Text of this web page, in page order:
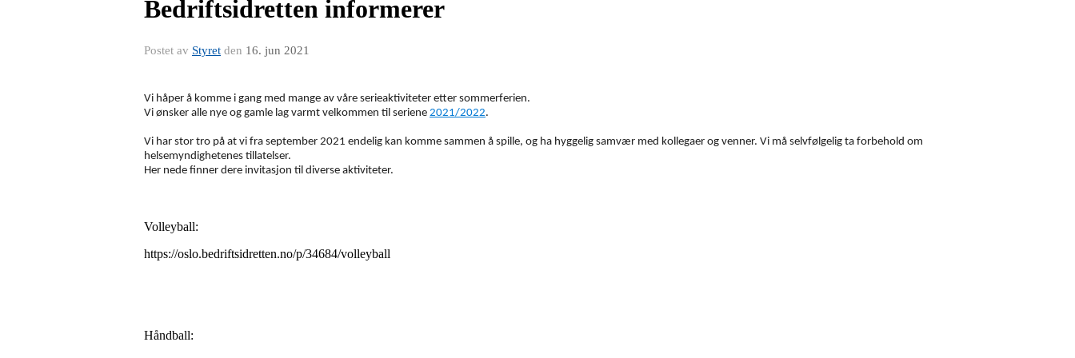
Bedriftsidretten informerer
Postet av Styret den 16. jun 2021
Vi håper å komme i gang med mange av våre serieaktiviteter etter sommerferien.
Vi ønsker alle nye og gamle lag varmt velkommen til seriene 2021/2022.
Vi har stor tro på at vi fra september 2021 endelig kan komme sammen å spille, og ha hyggelig samvær med kollegaer og venner. Vi må selvfølgelig ta forbehold om
helsemyndighetenes tillatelser.
Her nede finner dere invitasjon til diverse aktiviteter.
Volleyball:
https://oslo.bedriftsidretten.no/p/34684/volleyball
Håndball: